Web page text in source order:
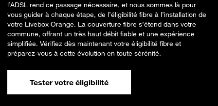
l’ADSL rend ce passage nécessaire, et nous sommes là pour
vous guider à chaque étape, de l’éligibilité fibre à l’installation de
votre Livebox Orange. La couverture fibre s’étend dans votre
commune, offrant un très haut débit fiable et une expérience
simplifiée. Vérifiez dès maintenant votre éligibilité fibre et
préparez-vous à cette évolution en toute sérénité.
Tester votre éligibilité